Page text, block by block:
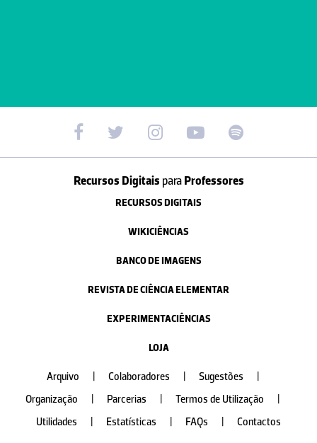
Recursos Digitais paraProfessores
RECURSOS DIGITAIS
WIKICIÊNCIAS
BANCO DE IMAGENS
REVISTA DE CIÊNCIA ELEMENTAR
EXPERIMENTACIÊNCIAS
LOJA
Arquivo Colaboradores Sugestões
Organização
Parcerias Termos de Utilização
Utilidades
Estatísticas FAQs Contactos